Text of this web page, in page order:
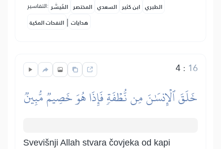
التفاسير: المُيسَّر المختصر السعدي ابن كثير الطبري
النفحات المكية | هدايات
4: 16
خَلَقَ ٱلۡإِنسَٰنَ مِن نُّطۡفَةٖ فَإِذَا هُوَ خَصِيمٞ مُّبِينٞ
Svevišnji Allah stvara čovjeka od kapi